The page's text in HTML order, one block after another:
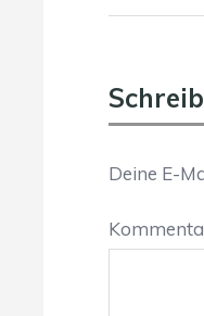
Deine E-